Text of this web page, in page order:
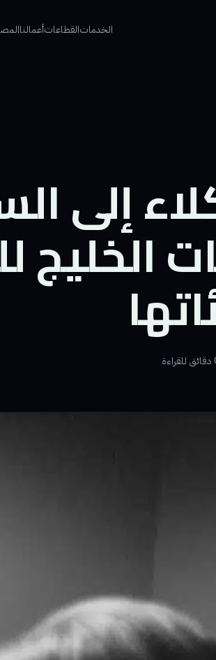
الخدماتالقطاعاتأعمالنا
إلى